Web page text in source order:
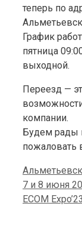
теперь по
График
пятница
выходной.
Переезд —
компании.
Будем рады
пожаловать
Categories
Альметьевск
7 и 8 июня
ECOM Expo’23